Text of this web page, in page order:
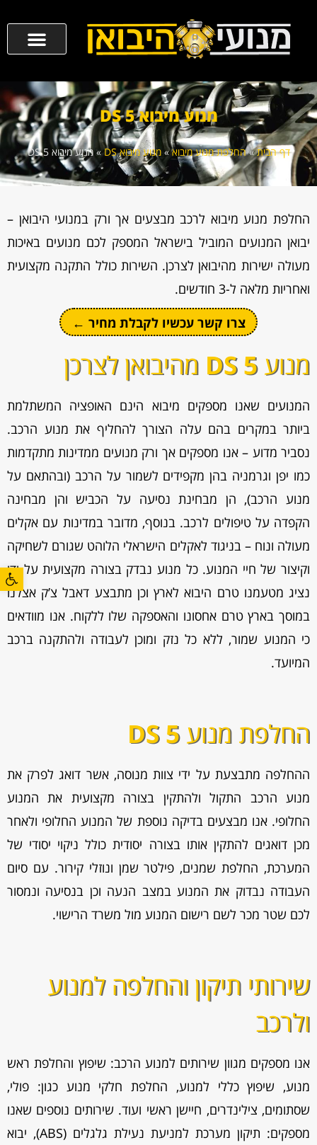
פתח
מנוע מיבוא DS 5
דף הבית»החלפת מנוע מיבוא»מנוע מיבוא DS »מנוע מיבוא DS 5
החלפת מנוע מיבוא לרכב מבצעים אך ורק במנועי היבואן –
יבואן המנועים המוביל בישראל המספק לכם מנועים באיכות
מעולה ישירות מהיבואן לצרכן. השירות כולל התקנה מקצועית
ואחריות מלאה ל-3 חודשים.
צרו קשר עכשיו לקבלת מחיר ←
מנועDS 5 מהיבואן לצרכן
המנועים שאנו מספקים מיבוא הינם האופציה המשתלמת
ביותר במקרים בהם עלה הצורך להחליף את מנוע הרכב.
נסביר מדוע – אנו מספקים אך ורק מנועים ממדינות מתקדמות
כמו יפן וגרמניה בהן מקפידים לשמור על הרכב (ובהתאם על
מנוע הרכב), הן מבחינת נסיעה על הכביש והן מבחינה
הקפדה על טיפולים לרכב. בנוסף, מדובר במדינות עם אקלים
מעולה ונוח – בניגוד לאקלים הישראלי הלוהט שגורם לשחיקה
וקיצור של חיי המנוע. כל מנוע נבדק בצורה מקצועית על ידי
נציג מטעמנו טרם היבוא לארץ וכן מתבצע דאבל צ’ק אצלנו
במוסך בארץ טרם אחסונו והאספקה שלו ללקוח. אנו מוודאים
כי המנוע שמור, ללא כל נזק ומוכן לעבודה ולהתקנה ברכב
המיועד.
החלפת מנועDS 5
ההחלפה מתבצעת על ידי צוות מנוסה, אשר דואג לפרק את
מנוע הרכב התקול ולהתקין בצורה מקצועית את המנוע
החלופי. אנו מבצעים בדיקה נוספת של המנוע החלופי ולאחר
מכן דואגים להתקין אותו בצורה יסודית כולל ניקוי יסודי של
המערכת, החלפת שמנים, פילטר שמן ונוזלי קירור. עם סיום
העבודה נבדוק את המנוע במצב הנעה וכן בנסיעה ונמסור
לכם שטר מכר לשם רישום המנוע מול משרד הרישוי.
שירותי תיקון והחלפה למנוע
ולרכב
אנו מספקים מגוון שירותים למנוע הרכב: שיפוץ והחלפת ראש
מנוע, שיפוץ כללי למנוע, החלפת חלקי מנוע כגון: פולי,
שסתומים, צילינדרים, חיישן ראשי ועוד. שירותים נוספים שאנו
מספקים: תיקון מערכת למניעת נעילת גלגלים (ABS), יבוא